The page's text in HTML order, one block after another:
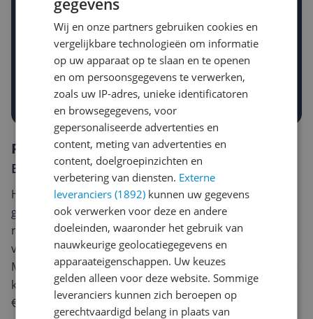
Gewenste daling of bedrag
-10% -15%
Gewenste prijs
€
Prijsalert aanzetten
Reviews
Er zijn nog geen reviews geschreven
Heb jij dit product in bezit en wil je graag je mening
geven? Start dan hieronder met het schrijven van je
review. Afhankelijk van de details duurt het schrijven
van een review gemiddeld tussen de 3 en 10 minuten.
Met jouw mening help je andere bezoekers een betere
keuze te maken én maak je iedere maand kans op
€250,-!
Klik hier voor de actievoorwaarden.
Wij en onze partners gebruiken cookies en
vergelijkbare technologieën om informatie
op uw apparaat op te slaan en te openen
en om persoonsgegevens te verwerken,
zoals uw IP-adres, unieke identificatoren
en browsegegevens, voor
gepersonaliseerde advertenties en
content, meting van advertenties en
content, doelgroepinzichten en
verbetering van diensten. Externe
leveranciers (1892) kunnen uw gegevens
ook verwerken voor deze en andere
doeleinden, waaronder het gebruik van
nauwkeurige geolocatiegegevens en
apparaateigenschappen. Uw keuzes
gelden alleen voor deze website. Sommige
leveranciers kunnen zich beroepen op
gerechtvaardigd belang in plaats van